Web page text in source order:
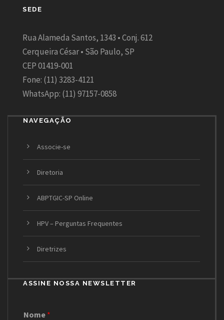
SEDE
Rua Alameda Santos, 1343 • Conj. 612
Cerqueira César • São Paulo, SP
CEP 01419-001
Fone: (11) 3283-4121
WhatsApp: (11) 97157-0858
NAVEGAÇÃO
Associe-se
Diretoria
ABPTGIC-SP Online
HPV – Perguntas Frequentes
Diretrizes
ASSINE NOSSA NEWSLETTER
Nome *